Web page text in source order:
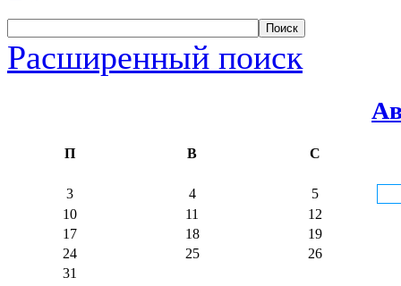
Расширенный поиск
П В С
3 4
5
10
11
12
17
18
19
24
25
26
31